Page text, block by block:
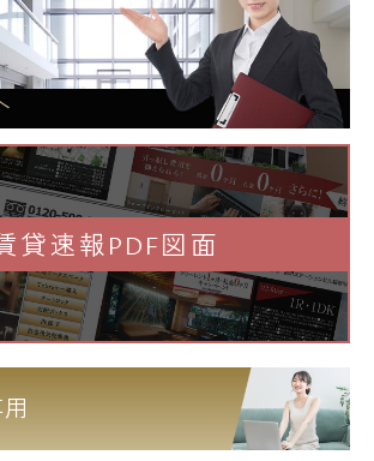
貸速報PDF図面